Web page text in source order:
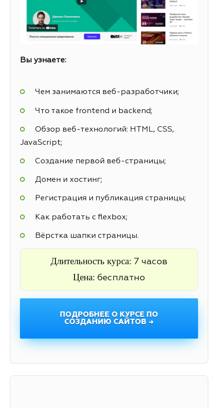
Вы узнаете:
Чем занимаются веб-разработчики;
Что такое frontend и backend;
Обзор веб-технологий: HTML, CSS,
JavaScript;
Создание первой веб-страницы;
Домен и хостинг;
Регистрация и публикация страницы;
Как работать с flexbox;
Вёрстка шапки страницы.
Длительность курса: 7 часов
Цена: бесплатно
ПОДРОБНЕЕ О КУРСЕ ПО
СОЗДАНИЮ САЙТОВ →